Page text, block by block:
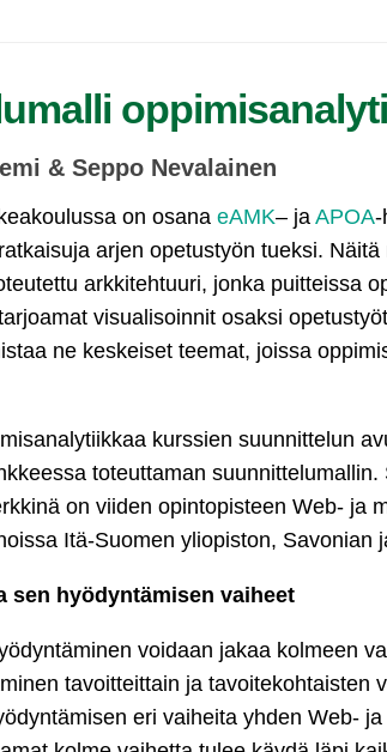
& Seppo Nevalainen
on osana eAMK– ja APOA-
arjen opetustyön tueksi.
arkkitehtuuri, jonka puitteissa
visualisoinnit osaksi
ne keskeiset teemat, joissa
kurssien suunnittelun
toteuttaman
on viiden opintopisteen Web- ja
Itä-Suomen yliopiston, Savonian
sen hyödyntämisen vaiheet
voidaan jakaa kolmeen
tavoitteittain ja
eri vaiheita yhden Web-